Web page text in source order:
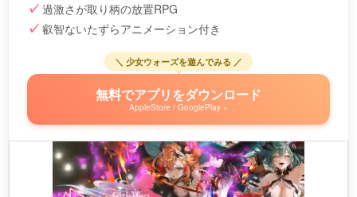
過激さが取り柄の放置RPG
叡智ないたずらアニメーション付き
＼ 少女ウォーズを遊んでみる ／
無料でアプリをダウンロード
AppleStore / GooglePlay »